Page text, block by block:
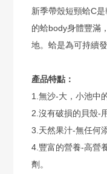
新季帶殼短頸蛤C
的蛤body身體豐滿
地。蛤是為可持續
產品特點：
1.無沙-大，小池中
2.沒有破損的貝殼-
3.天然果汁-無任何
4.豐富的營養-高營
劑。